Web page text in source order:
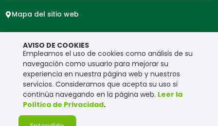
Mapa del sitio web
Copyright © Ensa. Todos los derechos reservados.
Política de privacidad
AVISO DE COOKIES
Empleamos el uso de cookies como análisis de su
navegación como usuario para mejorar su
experiencia en nuestra página web y nuestros
servicios. Consideramos que acepta su uso si
continúa navegando en la página web. Leer la
Política de Privacidad.